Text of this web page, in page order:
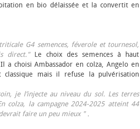
en bio délaissée et la convertit en
G4 semences, féverole et tournesol,
direct."Le choix des semences à haut
choisi Ambassador en colza, Angelo en
classique mais il refuse la pulvérisation
je l’injecte au niveau du sol. Les terres
colza, la campagne 2024-2025 atteint 44
faire un peu mieux ".